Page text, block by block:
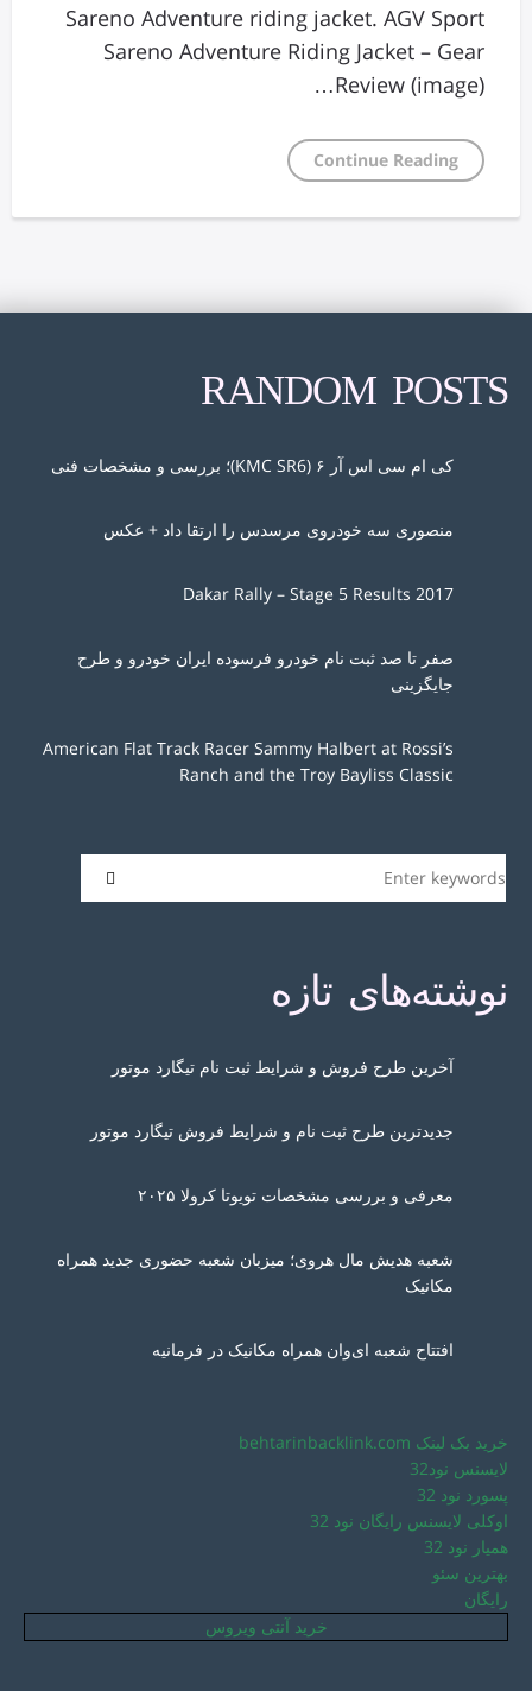
Sareno Adventure riding jacket. AGV Sport
Sareno Adventure Riding Jacket – Gear
Review (image)…
Continue Reading
RANDOM POSTS
کی ام سی اس آر ۶ (KMC SR6)؛ بررسی و مشخصات فنی
منصوری سه خودروی مرسدس را ارتقا داد + عکس
2017 Dakar Rally – Stage 5 Results
صفر تا صد ثبت نام خودرو فرسوده ایران خودرو و طرح
جایگزینی
American Flat Track Racer Sammy Halbert at Rossi’s
Ranch and the Troy Bayliss Classic
نوشته‌های تازه
آخرین طرح فروش و شرایط ثبت نام تیگارد موتور
جدیدترین طرح ثبت نام و شرایط فروش تیگارد موتور
معرفی و بررسی مشخصات تویوتا کرولا ۲۰۲۵
شعبه هدیش مال هروی؛ میزبان شعبه حضوری جدید همراه
مکانیک
افتتاح شعبه ای‌وان همراه مکانیک در فرمانیه
خرید بک لینک behtarinbacklink.com
لایسنس نود32
پسورد نود 32
اوکلی لایسنس رایگان نود 32
همیار نود 32
بهترین سئو
رایگان
خرید آنتی ویروس